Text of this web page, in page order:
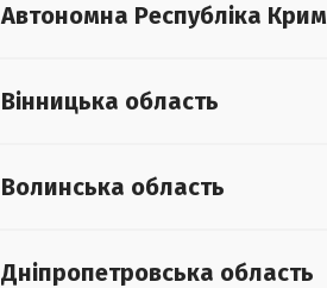
Автономна Республіка Крим
Вінницька область
Волинська область
Дніпропетровська область